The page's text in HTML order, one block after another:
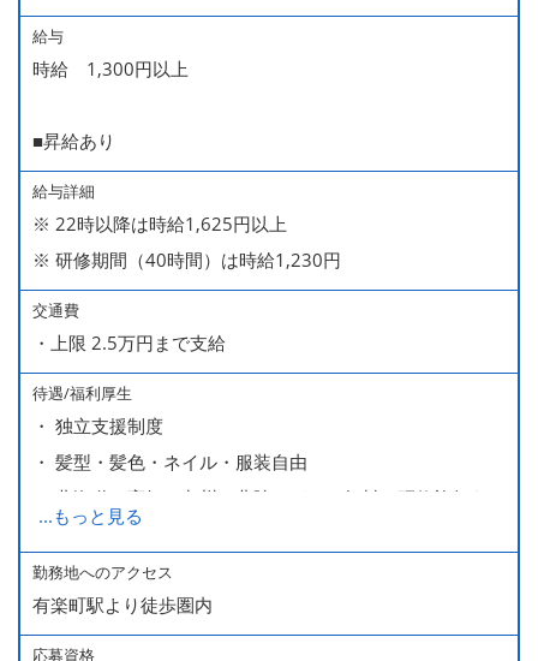
給与
時給 1,300円以上
■昇給あり
給与詳細
※ 22時以降は時給1,625円以上
※ 研修期間（40時間）は時給1,230円
交通費
・上限 2.5万円まで支給
待遇/福利厚生
・ 独立支援制度
・ 髪型・髪色・ネイル・服装自由
・ 北海道や高知、九州、北陸などへの無料の研修旅行あり
ます
・ 無料の美味しい まかない食 あり
...もっと見る
勤務地へのアクセス
有楽町駅より徒歩圏内
応募資格